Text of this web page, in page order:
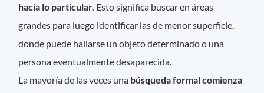
hacia lo particular. Esto significa buscar en áreas
grandes para luego identificar las de menor superficie,
donde puede hallarse un objeto determinado o una
persona eventualmente desaparecida.
La mayoría de las veces una búsqueda formal comienza